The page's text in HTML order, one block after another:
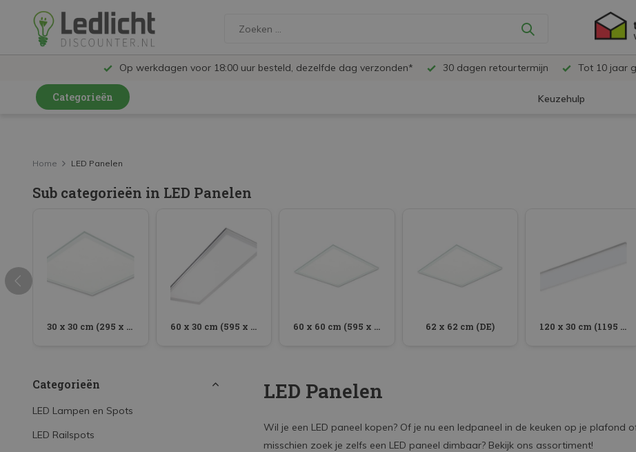
Op werkdagen voor 18:00 uur besteld, dezelfde dag verzonden* 30 dagen retourtermijn Tot 10 jaar
Categorieën Keuzehulp
LED Railspots
LED Panelen
LED Plafondlampen en Wandlampen
LED High Bay lampen
LED Noodverlichting
Installatiemateriaal
Mega Sale
Home LED Panelen
Sub categorieën in LED Panelen
30 x 30 cm (295 x 295 mm) 60 x 30 cm (595 x 295 mm) 60 x 60 cm (595 x 595 mm) 62 x 62 cm (DE) 120 x 30 cm (1195 x 295 mm)
Categorieën
LED Lampen en Spots
LED Railspots
LED Panelen
Wil je een LED paneel kopen? Of je nu een ledpaneel in de keuken op je
misschien zoek je zelfs een LED paneel dimbaar? Bekijk ons assortiment!